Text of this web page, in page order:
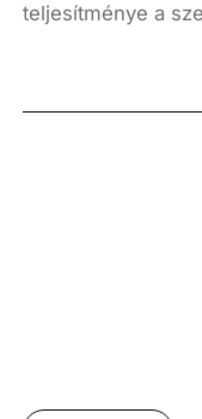
teljesítménye a
százalékkal, míg